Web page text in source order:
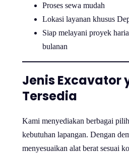
Proses sewa mudah
Lokasi layanan khusus
Siap melayani proyek
bulanan
Jenis Excavator
Tersedia
Kami menyediakan berbagai
kebutuhan lapangan. Dengan
menyesuaikan alat berat sesuai